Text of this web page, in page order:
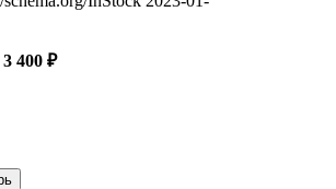
3 400 ₽